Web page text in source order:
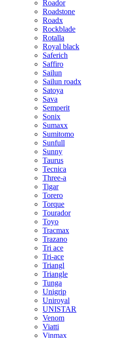
Roador
Roadstone
Roadx
Rockblade
Rotalla
Royal black
Saferich
Saffiro
Sailun
Sailun roadx
Satoya
Sava
Semperit
Sonix
Sumaxx
Sumitomo
Sunfull
Sunny
Taurus
Tecnica
Three-a
Tigar
Torero
Torque
Tourador
Toyo
Tracmax
Trazano
Tri ace
Tri-ace
Triangl
Triangle
Tunga
Unigrip
Uniroyal
UNISTAR
Venom
Viatti
Vinmax